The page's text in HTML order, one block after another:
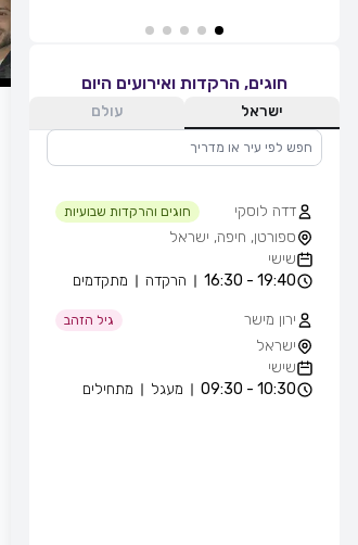
חוגים, הרקדות ואירועים היום
ישראל עולם
דדה לוסקי חוגים והרקדות שבועיות
ספורטן, חיפה, ישראל
שישי
19:40 - 16:30
הרקדה מתקדמים
ירון מישר גיל הזהב
ישראל
שישי
10:30 - 09:30
מעגל מתחילים